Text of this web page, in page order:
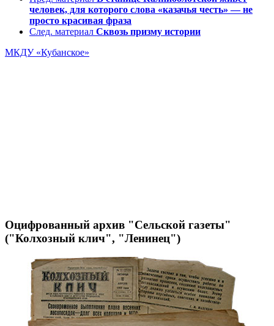
человек, для которого слова «казачья честь» — не
просто красивая фраза
След. материал Сквозь призму истории
МКДУ «Кубанское»
Оцифрованный архив "Сельской газеты"
("Колхозный клич", "Ленинец")